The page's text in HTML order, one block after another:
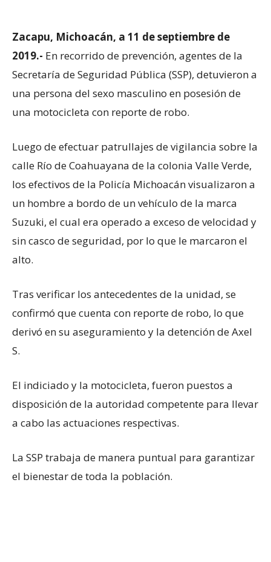
Zacapu, Michoacán, a 11 de septiembre de
2019.- En recorrido de prevención, agentes de la
Secretaría de Seguridad Pública (SSP), detuvieron a
una persona del sexo masculino en posesión de
una motocicleta con reporte de robo.
Luego de efectuar patrullajes de vigilancia sobre la
calle Río de Coahuayana de la colonia Valle Verde,
los efectivos de la Policía Michoacán visualizaron a
un hombre a bordo de un vehículo de la marca
Suzuki, el cual era operado a exceso de velocidad y
sin casco de seguridad, por lo que le marcaron el
alto.
Tras verificar los antecedentes de la unidad, se
confirmó que cuenta con reporte de robo, lo que
derivó en su aseguramiento y la detención de Axel
S.
El indiciado y la motocicleta, fueron puestos a
disposición de la autoridad competente para llevar
a cabo las actuaciones respectivas.
La SSP trabaja de manera puntual para garantizar
el bienestar de toda la población.